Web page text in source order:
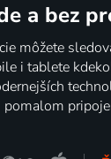
a bez
môžete
i tablete